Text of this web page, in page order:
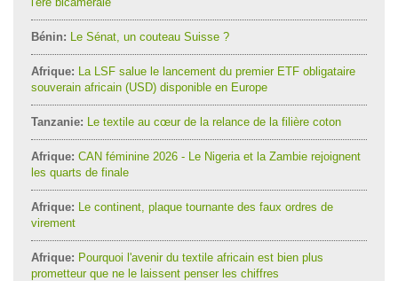
Bénin: Le Sénat, un couteau Suisse ?
Afrique: La LSF salue le lancement du premier ETF obligataire
souverain africain (USD) disponible en Europe
Tanzanie: Le textile au cœur de la relance de la filière coton
Afrique: CAN féminine 2026 - Le Nigeria et la Zambie rejoignent
les quarts de finale
Afrique: Le continent, plaque tournante des faux ordres de
virement
Afrique: Pourquoi l'avenir du textile africain est bien plus
prometteur que ne le laissent penser les chiffres